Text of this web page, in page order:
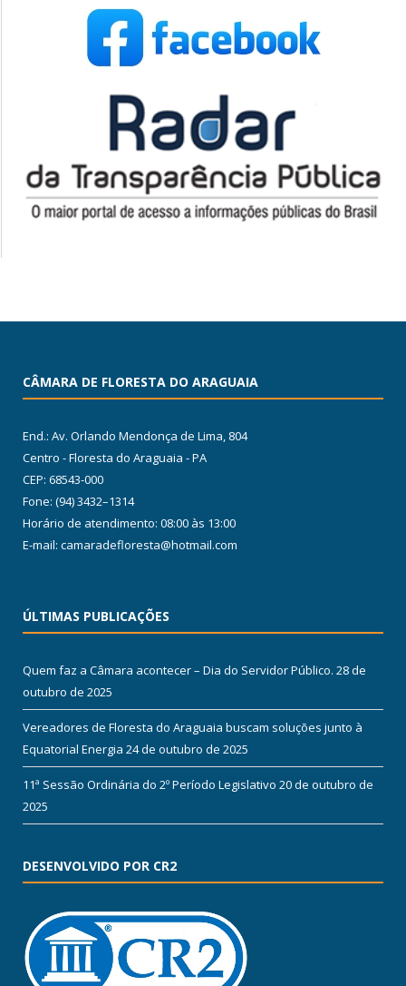
CÂMARA DE FLORESTA DO ARAGUAIA
End.: Av. Orlando Mendonça de Lima, 804
Centro - Floresta do Araguaia - PA
CEP: 68543-000
Fone: (94) 3432–1314
Horário de atendimento: 08:00 às 13:00
E-mail: camaradefloresta@hotmail.com
ÚLTIMAS PUBLICAÇÕES
Quem faz a Câmara acontecer – Dia do Servidor Público. 28 de
outubro de 2025
Vereadores de Floresta do Araguaia buscam soluções junto à
Equatorial Energia 24 de outubro de 2025
11ª Sessão Ordinária do 2º Período Legislativo 20 de outubro de
2025
DESENVOLVIDO POR CR2